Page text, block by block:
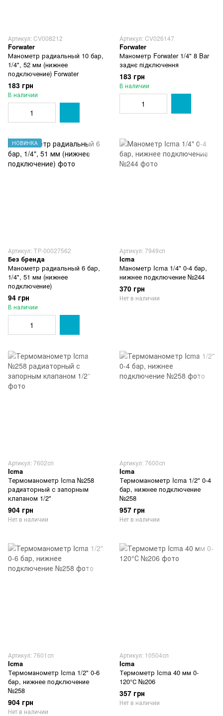
Артикул: CV008212
Forwater
Манометр радиальный 10 бар,
1/4", 52 мм (нижнее
подключение) Forwater
183 грн
В наличии
Артикул: CV026147
Forwater
Манометр Forwater 1/4" 8 Bar
заднє підключення
183 грн
В наличии
НОВИНКА
Артикул: ТР-00027562
Без бренда
Манометр радиальный 6 бар,
1/4", 51 мм (нижнее
подключение)
94 грн
В наличии
Артикул: 7949сп
Icma
Манометр Icma 1/4" 0-4 бар,
нижнее подключение №244
370 грн
Нет в наличии
Артикул: 7602сп
Icma
Термоманометр Icma №258
радиаторный с запорным
клапаном 1/2"
904 грн
Нет в наличии
Артикул: 7600сп
Icma
Термоманометр Icma 1/2" 0-4
бар, нижнее подключение
№258
957 грн
Нет в наличии
Артикул: 7601сп
Icma
Термоманометр Icma 1/2" 0-6
бар, нижнее подключение
№258
904 грн
Нет в наличии
Артикул: 10504сп
Icma
Термометр Icma 40 мм 0-
120°С №206
357 грн
Нет в наличии